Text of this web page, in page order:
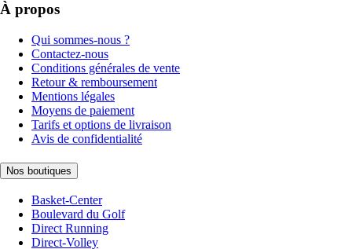
À propos
Qui sommes-nous ?
Contactez-nous
Conditions générales de vente
Retour & remboursement
Mentions légales
Moyens de paiement
Tarifs et options de livraison
Avis de confidentialité
Nos boutiques
Basket-Center
Boulevard du Golf
Direct Running
Direct-Volley